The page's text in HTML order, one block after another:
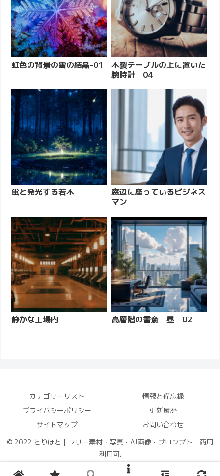
虹色の背景の雪の結晶-01
木製テーブルの上に置いた
腕時計 04
蛍と発光する若木
窓辺に座っているビジネス
マン
静かな工場内 高層階の書斎 昼 02
カテゴリーリスト
情報と備忘録
プライバシーポリシー
更新履歴
サイトマップ
お問い合わせ
© 2022 とりほと｜フリー素材・写真・AI画像・プロンプト 商用
利用可.